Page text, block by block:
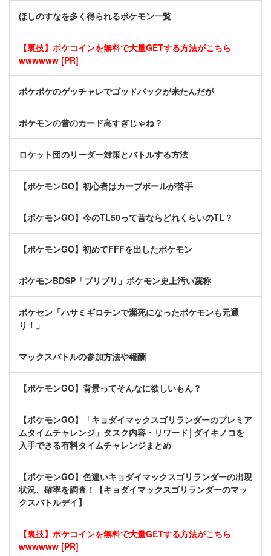
ほしのすなを多く得られるポケモン一覧
【裏技】ポケコインを無料で大量GETする方法がこちら
wwwwww [PR]
ポケポケのゲッチャレでゴッドパックが来たんだが
ポケモンの昔のカード高すぎじゃね？
ロケット団のリーダー対策とバトルする方法
【ポケモンGO】初心者はカーブボールが苦手
【ポケモンGO】今のTL50って昔ならどれくらいのTL？
【ポケモンGO】初めてFFFを出したポケモン
ポケモンBDSP「ブリブリ」ポケモン史上汚い蔑称
ポケセン「ハサミギロチンで瀕死になったポケモンも元通
り！」
マックスバトルの参加方法や報酬
【ポケモンGO】背景ってそんなに欲しいもん？
【ポケモンGO】「キョダイマックスゴリランダーのプレミア
ムタイムチャレンジ」タスク内容・リワード│ダイキノコを
入手できる有料タイムチャレンジまとめ
【ポケモンGO】色違いキョダイマックスゴリランダーの出現
状況、確率を調査！【キョダイマックスゴリランダーのマッ
クスバトルデイ】
【裏技】ポケコインを無料で大量GETする方法がこちら
wwwwww [PR]